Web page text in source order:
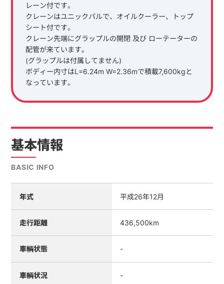
レーン付です。
クレーンはユニックパルで、オイルクーラー、トップ
シート付です。
クレーン先端にグラップルの開閉 及び ローテーターの
配管が来ています。
(グラップルは付属してません)
ボディー内寸はL=6.24m W=2.36mで積載7,600kgと
なっています。
基本情報
BASIC INFO
年式 平成26年12月
走行距離 436,500km
車輌状態 -
車輌状況 -